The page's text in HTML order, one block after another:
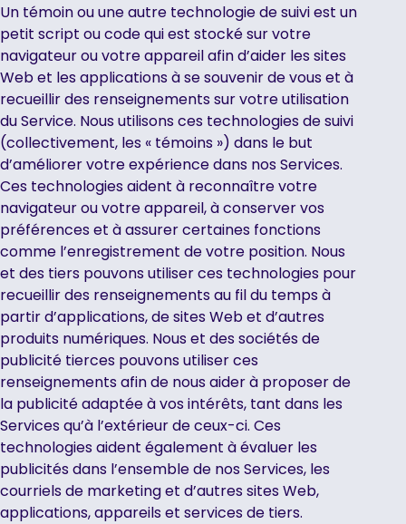
Un témoin ou une autre technologie de suivi est un
petit script ou code qui est stocké sur votre
navigateur ou votre appareil afin d’aider les sites
Web et les applications à se souvenir de vous et à
recueillir des renseignements sur votre utilisation
du Service. Nous utilisons ces technologies de suivi
(collectivement, les « témoins ») dans le but
d’améliorer votre expérience dans nos Services.
Ces technologies aident à reconnaître votre
navigateur ou votre appareil, à conserver vos
préférences et à assurer certaines fonctions
comme l’enregistrement de votre position. Nous
et des tiers pouvons utiliser ces technologies pour
recueillir des renseignements au fil du temps à
partir d’applications, de sites Web et d’autres
produits numériques. Nous et des sociétés de
publicité tierces pouvons utiliser ces
renseignements afin de nous aider à proposer de
la publicité adaptée à vos intérêts, tant dans les
Services qu’à l’extérieur de ceux-ci. Ces
technologies aident également à évaluer les
publicités dans l’ensemble de nos Services, les
courriels de marketing et d’autres sites Web,
applications, appareils et services de tiers.